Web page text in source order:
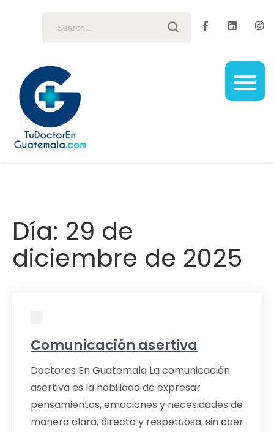
Día: 29 de
diciembre de 2025
Comunicación asertiva
Doctores En Guatemala La comunicación
asertiva es la habilidad de expresar
pensamientos, emociones y necesidades de
manera clara, directa y respetuosa, sin caer